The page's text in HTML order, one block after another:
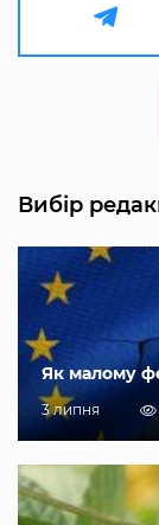
Вибір
Як малому
3 липня